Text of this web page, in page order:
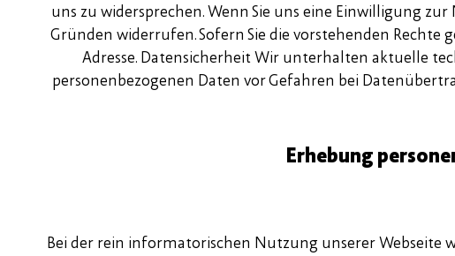
uns zu widersprechen. Wenn Sie uns eine Einwilligung
Gründen widerrufen. Sofern Sie die vorstehenden
Adresse. Datensicherheit Wir unterhalten aktuelle
personenbezogenen Daten vor Gefahren bei
Erhebung
Bei der rein informatorischen Nutzung unserer